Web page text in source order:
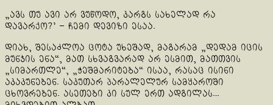
„ავს თუ ავი არ ვუწოდო, კარგს სახელად რა
დავარქო?’ – ჩემი დევიზი ესაა.
დიახ, შესაძლოა ცოტა უხეშად, მაგარამ „დედამ იცის
მუნჯის ენა“, მათ სხვაგვარად არ ესმით, მათთვის
„სიმართლე“, „ჭეშმარიტება“ ისაა, რასაც ისინი
აკაკუნებენ. საკუთარ პარალელურ სამყაროში
ცხოვრებენ. ასეთები კი სულ ერთ ადგილას…